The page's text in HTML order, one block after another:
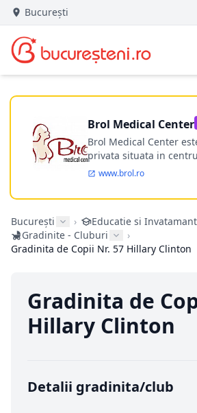
București
Brol Medical Center
Brol Medical Center
privata situata in
Timisoara avand o
Incepand din anul
ultramodern.
www.brol.ro
București › Educatie si Invatamant
Gradinite - Cluburi
›
Gradinita de Copii Nr. 57 Hillary Clinton
Gradinita de
Hillary Clinton
Detalii gradinita/club